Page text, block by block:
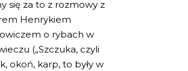
się za to z rozmowy z
Henrykiem
o rybach w
(„Szczuka, czyli
okoń, karp, to były w